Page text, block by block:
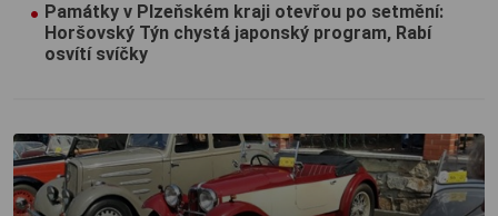
Památky v Plzeňském kraji otevřou po setmění:
Horšovský Týn chystá japonský program, Rabí
osvítí svíčky